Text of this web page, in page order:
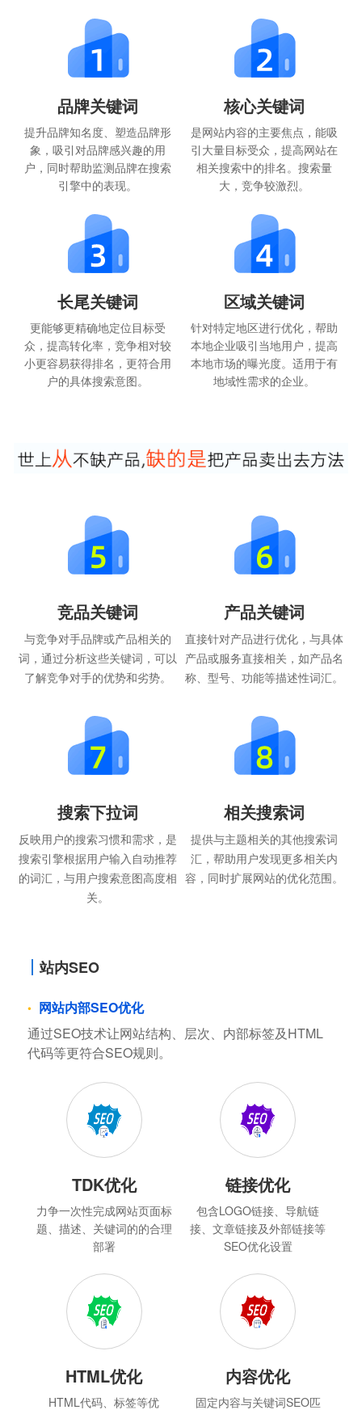
品牌关键词
提升品牌知名度、塑造品牌形
象，吸引对品牌感兴趣的用
户，同时帮助监测品牌在搜索
引擎中的表现。
核心关键词
是网站内容的主要焦点，能吸
引大量目标受众，提高网站在
相关搜索中的排名。搜索量
大，竞争较激烈。
长尾关键词
更能够更精确地定位目标受
众，提高转化率，竞争相对较
小更容易获得排名，更符合用
户的具体搜索意图。
区域关键词
针对特定地区进行优化，帮助
本地企业吸引当地用户，提高
本地市场的曝光度。适用于有
地域性需求的企业。
竞品关键词
与竞争对手品牌或产品相关的
词，通过分析这些关键词，可以
了解竞争对手的优势和劣势。
产品关键词
直接针对产品进行优化，与具体
产品或服务直接相关，如产品名
称、型号、功能等描述性词汇。
搜索下拉词
反映用户的搜索习惯和需求，是
搜索引擎根据用户输入自动推荐
的词汇，与用户搜索意图高度相
关。
相关搜索词
提供与主题相关的其他搜索词
汇，帮助用户发现更多相关内
容，同时扩展网站的优化范围。
站内SEO
网站内部SEO优化
通过SEO技术让网站结构、层次、内部标签及HTML
代码等更符合SEO规则。
TDK优化
力争一次性完成网站页面标
题、描述、关键词的的合理
部署
链接优化
包含LOGO链接、导航链
接、文章链接及外部链接等
SEO优化设置
HTML优化
HTML代码、标签等优
内容优化
固定内容与关键词SEO匹